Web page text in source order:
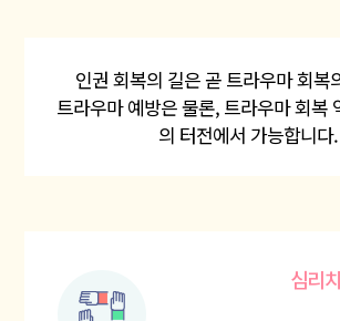
인권 회복의 길은 곧 트라우마 회복
트라우마 예방은 물론, 트라우마 회복
의 터전에서 가능합니다.
심리